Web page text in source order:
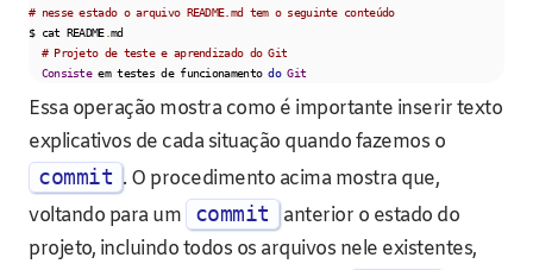
# nesse estado o arquivo README.md tem o seguinte conteúdo
$ cat README. md
# Projeto de teste e aprendizado do Git
Consiste em testes de funcionamento do Git
Essa operação mostra como é importante inserir texto
explicativos de cada situação quando fazemos o
commit . O procedimento acima mostra que,
voltando para um
commit
anterior o estado do
projeto, incluindo todos os arquivos nele existentes,